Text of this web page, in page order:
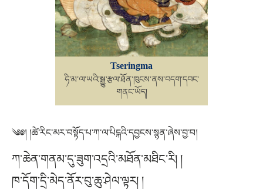
Tseringma
ཧི་མ་ལ་ཡའི་སྒྱུ་རྩལ་ཐོན་ཁུངས་ནས་བདག་དབང་
གནང་ཡོད།
༄༅། །ཚེ་རིང་མར་བསྟོད་པ་ཀ་ལ་པིངྐའི་དབྱངས་སྙན་ཞེས་བྱ་བ།
ཀ་ཆེན་གནམ་དུ་ཟུག་འདྲའི་མཐོན་མཐིང་རི། །
ཁ་དོག་དྲི་མེད་ནོར་བུ་ཆུ་ཤེལ་ལྟར། །